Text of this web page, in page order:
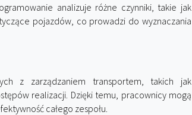
analizuje różne czynniki, takie jak
pojazdów, co prowadzi do wyznaczania
z zarządzaniem transportem, takich jak
realizacji. Dzięki temu, pracownicy mogą
całego zespołu.